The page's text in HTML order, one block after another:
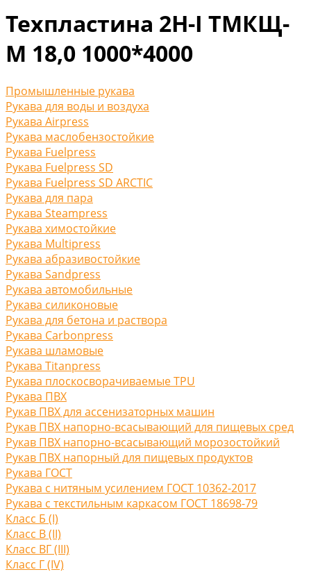
Техпластина 2Н-I ТМКЩ-
М 18,0 1000*4000
Промышленные рукава
Рукава для воды и воздуха
Рукава Airpress
Рукава маслобензостойкие
Рукава Fuelpress
Рукава Fuelpress SD
Рукава Fuelpress SD ARCTIC
Рукава для пара
Рукава Steampress
Рукава химостойкие
Рукава Multipress
Рукава абразивостойкие
Рукава Sandpress
Рукава автомобильные
Рукава силиконовые
Рукава для бетона и раствора
Рукава Carbonpress
Рукава шламовые
Рукава Titanpress
Рукава плоскосворачиваемые TPU
Рукава ПВХ
Рукав ПВХ для ассенизаторных машин
Рукав ПВХ напорно-всасывающий для пищевых сред
Рукав ПВХ напорно-всасывающий морозостойкий
Рукав ПВХ напорный для пищевых продуктов
Рукава ГОСТ
Рукава с нитяным усилением ГОСТ 10362-2017
Рукава с текстильным каркасом ГОСТ 18698-79
Класс Б (I)
Класс В (II)
Класс ВГ (III)
Класс Г (IV)